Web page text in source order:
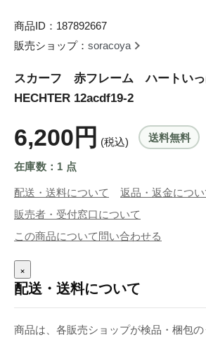
商品ID：187892667
販売ショップ： soracoya
スカーフ 赤フレーム ハートい
HECHTER 12acdf19-2
6,200円 (税込) 送料無料
在庫数：1 点
配送・送料について
返品・返金につい
販売者・受付窓口について
この商品について問い合わせる
×
配送・送料について
商品は、各販売ショップが検品・梱包の